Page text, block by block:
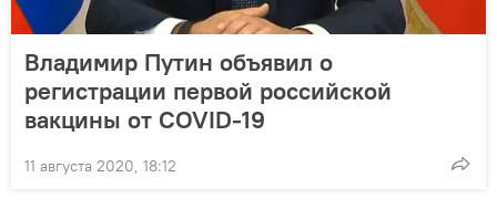
Владимир Путин объявил о
регистрации первой российской
вакцины от COVID-19
11 августа 2020, 18:12